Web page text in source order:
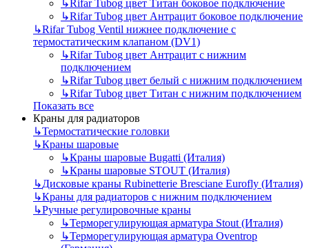
↳Rifar Tubog цвет Титан боковое подключение
↳Rifar Tubog цвет Антрацит боковое подключение
↳Rifar Tubog Ventil нижнее подключение с
термостатическим клапаном (DV1)
↳Rifar Tubog цвет Антрацит с нижним
подключением
↳Rifar Tubog цвет белый с нижним подключением
↳Rifar Tubog цвет Титан с нижним подключением
Показать все
Краны для радиаторов
↳Термостатические головки
↳Краны шаровые
↳Краны шаровые Bugatti (Италия)
↳Краны шаровые STOUT (Италия)
↳Дисковые краны Rubinetterie Bresciane Eurofly (Италия)
↳Краны для радиаторов с нижним подключением
↳Ручные регулировочные краны
↳Терморегулирующая арматура Stout (Италия)
↳Терморегулирующая арматура Oventrop